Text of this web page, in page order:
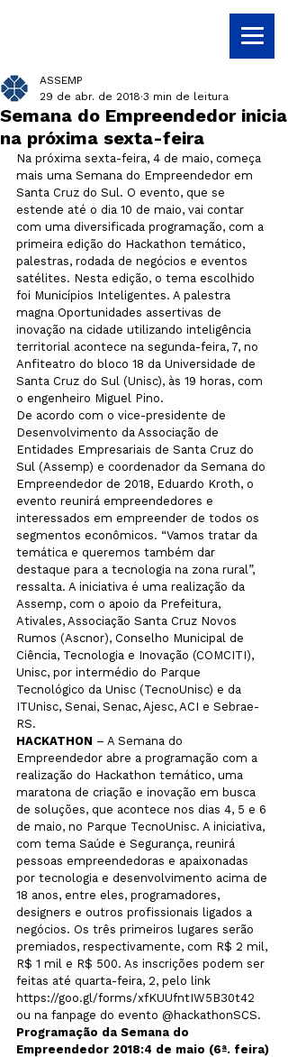
Semana do Empreendedor inicia
na próxima sexta-feira
ASSEMP
29 de abr. de 2018 3 min de leitura
Na próxima sexta-feira, 4 de maio, começa
mais uma Semana do Empreendedor em
Santa Cruz do Sul. O evento, que se
estende até o dia 10 de maio, vai contar
com uma diversificada programação, com a
primeira edição do Hackathon temático,
palestras, rodada de negócios e eventos
satélites. Nesta edição, o tema escolhido
foi Municípios Inteligentes. A palestra
magna Oportunidades assertivas de
inovação na cidade utilizando inteligência
territorial acontece na segunda-feira, 7, no
Anfiteatro do bloco 18 da Universidade de
Santa Cruz do Sul (Unisc), às 19 horas, com
o engenheiro Miguel Pino.
De acordo com o vice-presidente de
Desenvolvimento da Associação de
Entidades Empresariais de Santa Cruz do
Sul (Assemp) e coordenador da Semana do
Empreendedor de 2018, Eduardo Kroth, o
evento reunirá empreendedores e
interessados em empreender de todos os
segmentos econômicos. “Vamos tratar da
temática e queremos também dar
destaque para a tecnologia na zona rural”,
ressalta. A iniciativa é uma realização da
Assemp, com o apoio da Prefeitura,
Ativales, Associação Santa Cruz Novos
Rumos (Ascnor), Conselho Municipal de
Ciência, Tecnologia e Inovação (COMCITI),
Unisc, por intermédio do Parque
Tecnológico da Unisc (TecnoUnisc) e da
ITUnisc, Senai, Senac, Ajesc, ACI e Sebrae-
RS.
HACKATHON – A Semana do
Empreendedor abre a programação com a
realização do Hackathon temático, uma
maratona de criação e inovação em busca
de soluções, que acontece nos dias 4, 5 e 6
de maio, no Parque TecnoUnisc. A iniciativa,
com tema Saúde e Segurança, reunirá
pessoas empreendedoras e apaixonadas
por tecnologia e desenvolvimento acima de
18 anos, entre eles, programadores,
designers e outros profissionais ligados a
negócios. Os três primeiros lugares serão
premiados, respectivamente, com R$ 2 mil,
R$ 1 mil e R$ 500. As inscrições podem ser
feitas até quarta-feira, 2, pelo link
https://goo.gl/forms/xfKUUfntIW5B30t42
ou na fanpage do evento @hackathonSCS.
Programação da Semana do
Empreendedor 2018:4 de maio (6ª. feira)